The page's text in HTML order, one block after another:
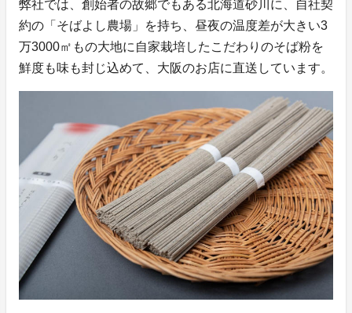
弊社では、創始者の故郷でもある北海道砂川に、自社契
約の「そばよし農場」を持ち、昼夜の温度差が大きい3
万3000㎡もの大地に自家栽培したこだわりのそば粉を
鮮度も味も封じ込めて、大阪のお店に直送しています。